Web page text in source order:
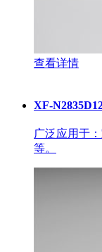
查看详情
XF-
广泛应用于
等。